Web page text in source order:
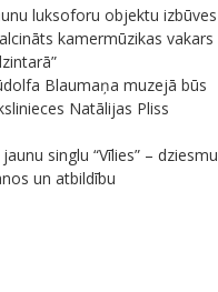
luksoforu objektu izbūves
kamermūzikas vakars
Blaumaņa muzejā būs
Natālijas Pliss
singlu “Vīlies” – dziesmu
un atbildību